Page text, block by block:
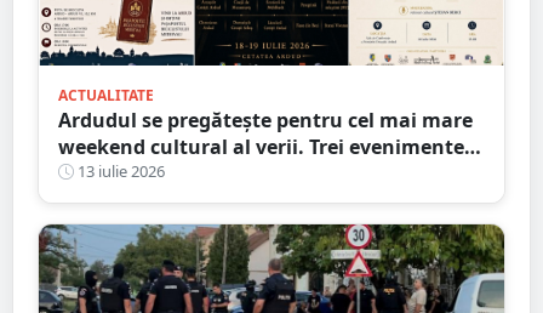
ACTUALITATE
Ardudul se pregătește pentru cel mai mare
weekend cultural al verii. Trei evenimente
majore vor transforma orașul într-o
capitală a istoriei vii
13 iulie 2026